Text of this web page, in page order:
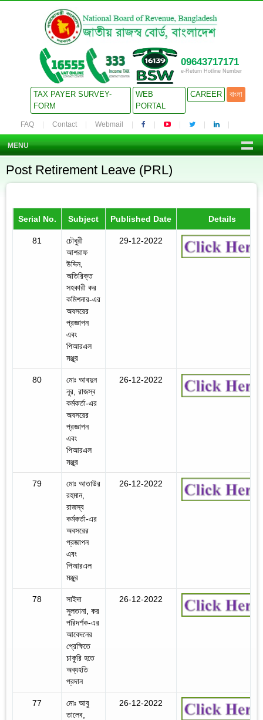
09643717171
e-Return Hotline Number
TAX PAYER SURVEY-
FORM
WEB
PORTAL
CAREER বাংলা
FAQ Contact Webmail
MENU
Post Retirement Leave (PRL)
Serial No. Subject Published Date Details
81
চৌধুরী
আশরাফ
উদ্দিন,
অতিরিক্ত
সহকারী কর
কমিশনার-এর
অবসরের
প্রজ্ঞাপন
এবং
পিআরএল
মঞ্জুর
29-12-2022
80
মোঃ আবদুন
নূর, রাজস্ব
কর্মকর্তা-এর
অবসরের
প্রজ্ঞাপন
এবং
পিআরএল
মঞ্জুর
26-12-2022
79
মোঃ আতাউর
রহমান,
রাজস্ব
কর্মকর্তা-এর
অবসরের
প্রজ্ঞাপন
এবং
পিআরএল
মঞ্জুর
26-12-2022
78
সাইদা
সুলতানা, কর
পরিদর্শক-এর
আবেদনের
প্রেক্ষিতে
চাকুরি হতে
অব্যহতি
প্রদান
26-12-2022
77
মোঃ আবু
তালেব,
26-12-2022